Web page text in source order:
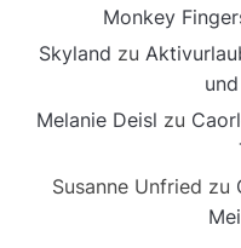
Monkey
Skyland zu
Melanie Deisl zu
Susanne Unfried zu